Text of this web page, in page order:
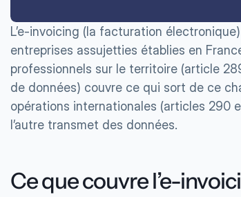
L’e-invoicing (la facturation
entreprises assujetties établies en
professionnels sur le territoire (article
de données) couvre ce qui sort de ce
opérations internationales (articles 290
l’autre transmet des données.
Ce que couvre l’e-